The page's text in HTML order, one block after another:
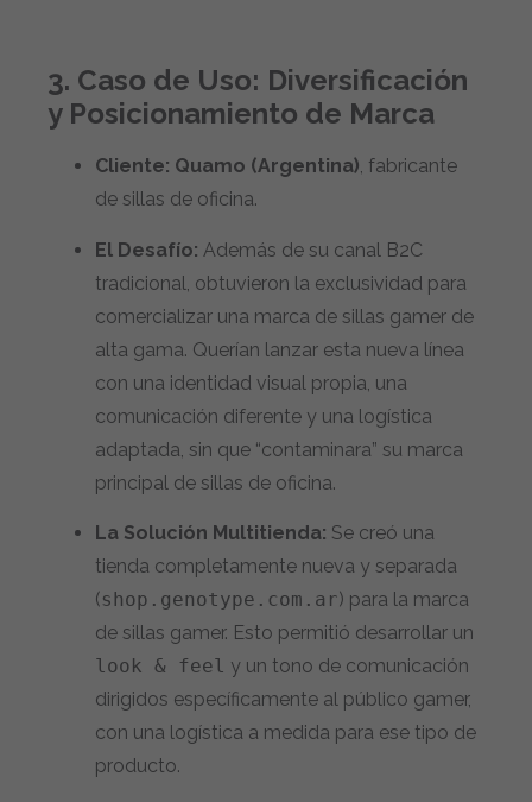
3. Caso de Uso: Diversificación
y Posicionamiento de Marca
Cliente: Quamo (Argentina), fabricante
de sillas de oficina.
El Desafío: Además de su canal B2C
tradicional, obtuvieron la exclusividad para
comercializar una marca de sillas gamer de
alta gama. Querían lanzar esta nueva línea
con una identidad visual propia, una
comunicación diferente y una logística
adaptada, sin que “contaminara” su marca
principal de sillas de oficina.
La Solución Multitienda: Se creó una
tienda completamente nueva y separada
(shop.genotype.com.ar) para la marca
de sillas gamer. Esto permitió desarrollar un
look & feel y un tono de comunicación
dirigidos específicamente al público gamer,
con una logística a medida para ese tipo de
producto.